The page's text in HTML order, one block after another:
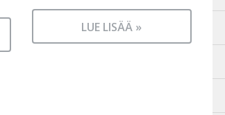
LUE LISÄÄ »